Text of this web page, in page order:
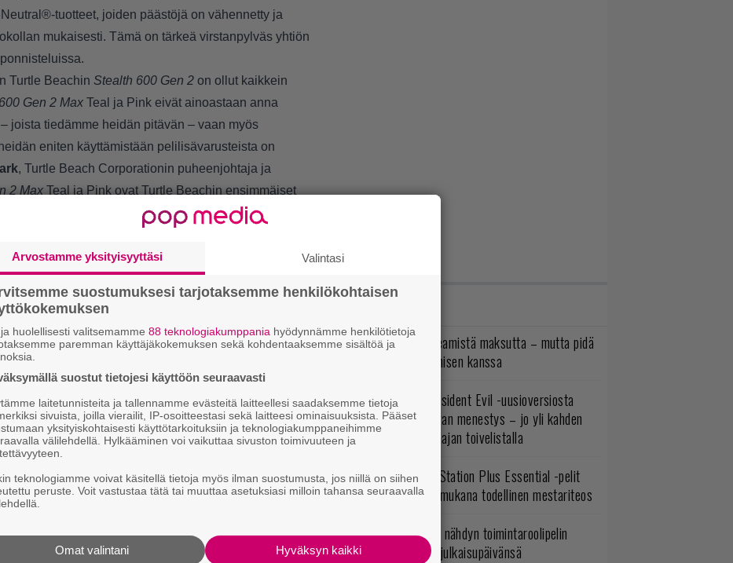
tuotteet, joiden päästöjä on vähennetty ja
mukaisesti. Tämä on tärkeä virstanpylväs yhtiön
Turtle Beachin Stealth 600 Gen 2 on ollut kaikkein
Gen 2 Max Teal ja Pink eivät ainoastaan anna
joista tiedämme heidän pitävän – vaan myös
eniten käyttämistään pelilisävarusteista on
, Turtle Beach Corporationin puheenjohtaja ja
2 Max Teal ja Pink ovat Turtle Beachin ensimmäiset
on jälleen yksi tärkeä ja merkittävä
tavoitteissamme.”
Teal ja Pink täydentävät Black, Midnight Red ja
vaihtoehdot ovat nyt saatavilla osoitteessa
euroa.
Loistopeli Steamistä maksutta – mutta pidä
kiirettä lataamisen kanssa
Tulevasta Resident Evil -uusioversiosta
näyttäisi tulevan menestys – jo yli kahden
miljoonan pelaajan toivelistalla
Elokuun PlayStation Plus Essential -pelit
ilmestyivät – mukana todellinen mestariteos
Vuonna 2018 nähdyn toimintaroolipelin
jatko-osa sai julkaisupäivänsä
Arvostamme yksityisyyttäsi Valintasi
suostumuksesi tarjotaksemme henkilökohtaisen
huolellisesti valitsemamme 88 teknologiakumppania hyödynnämme henkilötietoja
paremman käyttäjäkokemuksen sekä kohdentaaksemme sisältöä ja
suostut tietojesi käyttöön seuraavasti
laitetunnisteita ja tallennamme evästeitä laitteellesi saadaksemme tietoja
sivuista, joilla vierailit, IP-osoitteestasi sekä laitteesi ominaisuuksista. Pääset
yksityiskohtaisesti käyttötarkoituksiin ja teknologiakumppaneihimme
välilehdellä. Hylkääminen voi vaikuttaa sivuston toimivuuteen ja
teknologiamme voivat käsitellä tietoja myös ilman suostumusta, jos niillä on siihen
peruste. Voit vastustaa tätä tai muuttaa asetuksiasi milloin tahansa seuraavalla
Hyväksyn kaikki
Omat valintani